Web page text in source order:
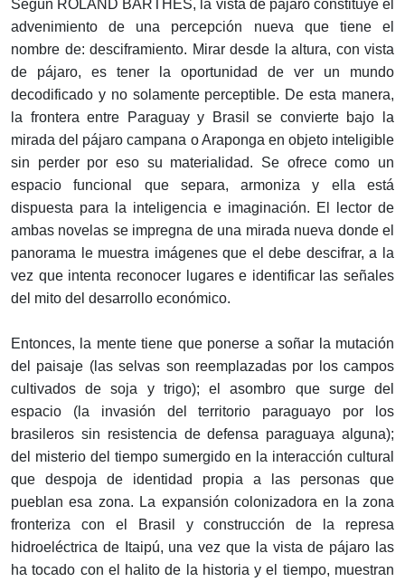
Según ROLAND BARTHES, la vista de pájaro constituye el
advenimiento de una percepción nueva que tiene el
nombre de: desciframiento. Mirar desde la altura, con vista
de pájaro, es tener la oportunidad de ver un mundo
decodificado y no solamente perceptible. De esta manera,
la frontera entre Paraguay y Brasil se convierte bajo la
mirada del pájaro campana o Araponga en objeto inteligible
sin perder por eso su materialidad. Se ofrece como un
espacio funcional que separa, armoniza y ella está
dispuesta para la inteligencia e imaginación. El lector de
ambas novelas se impregna de una mirada nueva donde el
panorama le muestra imágenes que el debe descifrar, a la
vez que intenta reconocer lugares e identificar las señales
del mito del desarrollo económico.
Entonces, la mente tiene que ponerse a soñar la mutación
del paisaje (las selvas son reemplazadas por los campos
cultivados de soja y trigo); el asombro que surge del
espacio (la invasión del territorio paraguayo por los
brasileros sin resistencia de defensa paraguaya alguna);
del misterio del tiempo sumergido en la interacción cultural
que despoja de identidad propia a las personas que
pueblan esa zona. La expansión colonizadora en la zona
fronteriza con el Brasil y construcción de la represa
hidroeléctrica de Itaipú, una vez que la vista de pájaro las
ha tocado con el halito de la historia y el tiempo, muestran